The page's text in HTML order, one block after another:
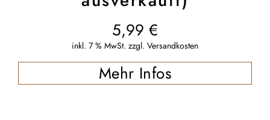
5,99 €
inkl. 7 % MwSt. zzgl. Versandkosten
Mehr Infos